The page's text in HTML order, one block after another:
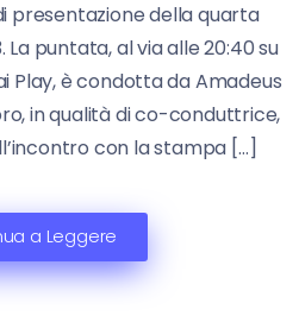
presentazione della quarta
puntata, al via alle 20:40 su
Play, è condotta da Amadeus
in qualità di co-conduttrice,
con la stampa […]
a Leggere